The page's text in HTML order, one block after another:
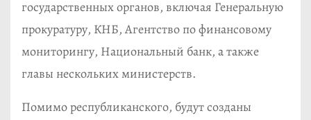
государственных органов, включая Генеральную
прокуратуру, КНБ, Агентство по финансовому
мониторингу, Национальный банк, а также
главы нескольких министерств.
Помимо республиканского, будут созданы